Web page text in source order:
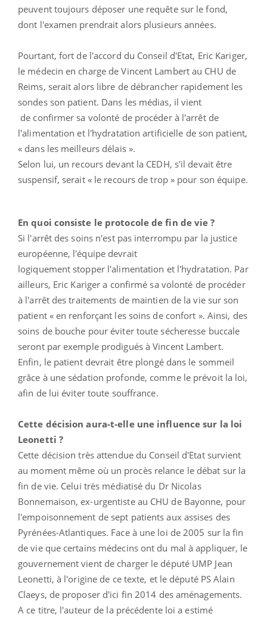
peuvent toujours déposer une requête sur le fond,
dont l'examen prendrait alors plusieurs années.
Pourtant, fort de l'accord du Conseil d'Etat, Eric Kariger,
le médecin en charge de Vincent Lambert au CHU de
Reims, serait alors libre de débrancher rapidement les
sondes son patient. Dans les médias, il vient
de confirmer sa volonté de procéder à l'arrêt de
l'alimentation et l'hydratation artificielle de son patient,
« dans les meilleurs délais ».
Selon lui, un recours devant la CEDH, s'il devait être
suspensif, serait « le recours de trop » pour son équipe.
En quoi consiste le protocole de fin de vie ?
Si l'arrêt des soins n'est pas interrompu par la justice
européenne, l'équipe devrait
logiquement stopper l'alimentation et l'hydratation. Par
ailleurs, Eric Kariger a confirmé sa volonté de procéder
à l'arrêt des traitements de maintien de la vie sur son
patient « en renforçant les soins de confort ». Ainsi, des
soins de bouche pour éviter toute sécheresse buccale
seront par exemple prodigués à Vincent Lambert.
Enfin, le patient devrait être plongé dans le sommeil
grâce à une sédation profonde, comme le prévoit la loi,
afin de lui éviter toute souffrance.
Cette décision aura-t-elle une influence sur la loi
Leonetti ?
Cette décision très attendue du Conseil d'Etat survient
au moment même où un procès relance le débat sur la
fin de vie. Celui très médiatisé du Dr Nicolas
Bonnemaison, ex-urgentiste au CHU de Bayonne, pour
l'empoisonnement de sept patients aux assises des
Pyrénées-Atlantiques. Face à une loi de 2005 sur la fin
de vie que certains médecins ont du mal à appliquer, le
gouvernement vient de charger le député UMP Jean
Leonetti, à l'origine de ce texte, et le député PS Alain
Claeys, de proposer d'ici fin 2014 des aménagements.
A ce titre, l'auteur de la précédente loi a estimé